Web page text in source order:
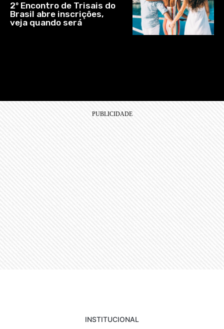
2º Encontro de Trisais do
Brasil abre inscrições,
veja quando será
INSTITUCIONAL